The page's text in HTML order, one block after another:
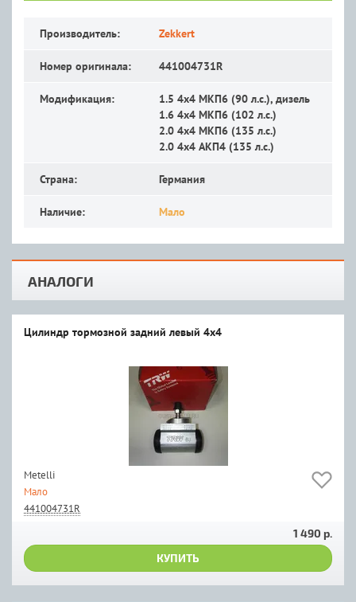
Производитель: Zekkert
Номер оригинала: 441004731R
Модификация:
1.5 4x4 MКП6 (90 л.с.), дизель
1.6 4x4 MКП6 (102 л.с.)
2.0 4x4 MКП6 (135 л.с.)
2.0 4x4 АКП4 (135 л.с.)
Страна: Германия
Наличие: Мало
АНАЛОГИ
Цилиндр тормозной задний левый 4x4
Metelli
Мало
441004731R
1 490 р.
КУПИТЬ